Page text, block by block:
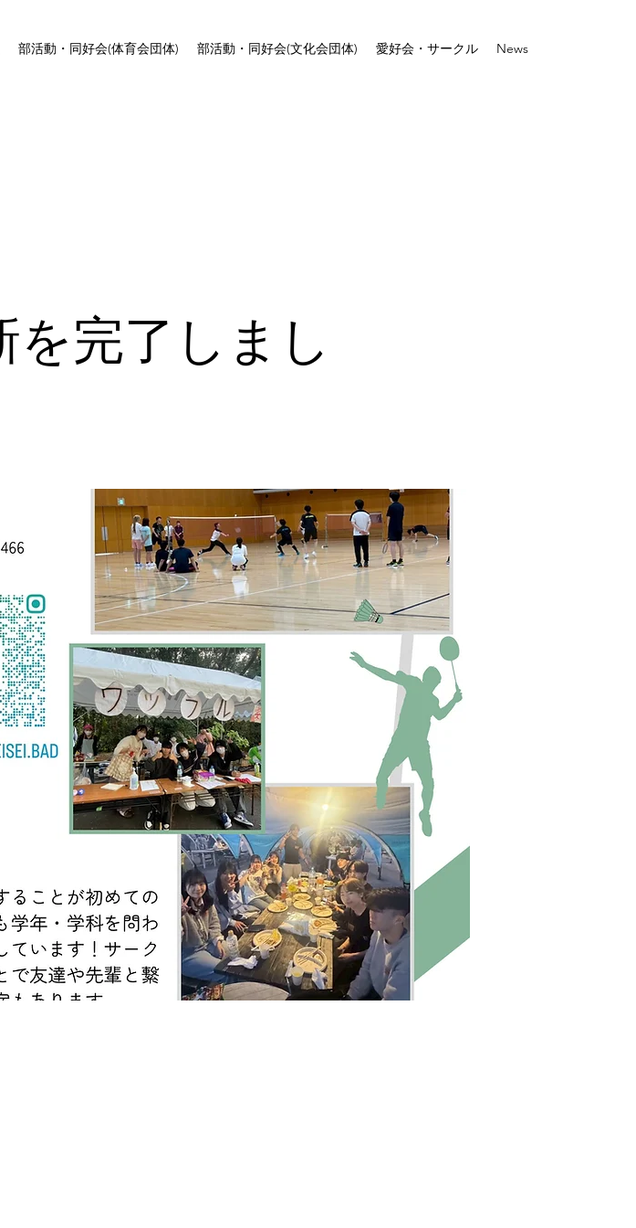
部活動・同好会(体育会団体) 部活動・同好会(文化会団体) 愛好会・サークル News
を完了しまし